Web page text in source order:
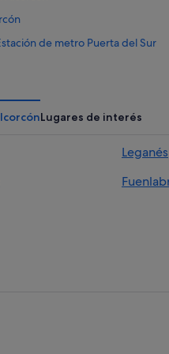
de metro Puerta del Sur
en Alcorcón
en Alcorcón
Lugares de interés
Leganés